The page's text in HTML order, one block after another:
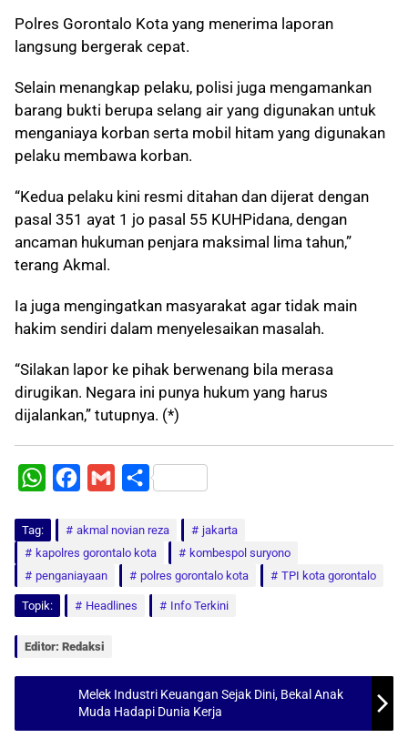
Polres Gorontalo Kota yang menerima laporan
langsung bergerak cepat.
Selain menangkap pelaku, polisi juga mengamankan
barang bukti berupa selang air yang digunakan untuk
menganiaya korban serta mobil hitam yang digunakan
pelaku membawa korban.
“Kedua pelaku kini resmi ditahan dan dijerat dengan
pasal 351 ayat 1 jo pasal 55 KUHPidana, dengan
ancaman hukuman penjara maksimal lima tahun,”
terang Akmal.
Ia juga mengingatkan masyarakat agar tidak main
hakim sendiri dalam menyelesaikan masalah.
“Silakan lapor ke pihak berwenang bila merasa
dirugikan. Negara ini punya hukum yang harus
dijalankan,” tutupnya. (*)
W
t
A
p
c
e
b
o
o
a
i
S
a
r
Tag: akmal novian reza
jakarta
kapolres gorontalo kota
kombespol suryono
penganiayaan
polres gorontalo kota TPI kota gorontalo
Topik: Headlines Info Terkini
Editor: Redaksi
Melek Industri Keuangan Sejak Dini, Bekal Anak
Muda Hadapi Dunia Kerja